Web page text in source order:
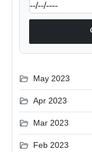
folder_open May 2023
folder_open Apr 2023
folder_open Mar 2023
folder_open Feb 2023